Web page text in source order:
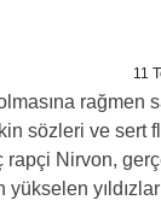
11
rağmen
sözleri ve sert
Nirvon,
yükselen